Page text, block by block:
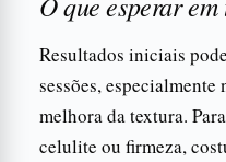
Resultados iniciais
sessões,
melhora da textura.
celulite ou firmeza,